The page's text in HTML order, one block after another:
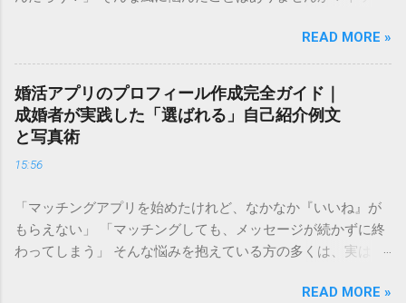
くるようで怖いと感じる方も多いかもしれません。しかし、
自分の現在の立ち位置を客観的に把握することは、決して自
分を否定することではありません。 むしろ、今の自分の「市
場価値」を正しく理解することは、最短ルートで幸せな結婚
を掴み取るための 強力な武器 になります。 この記事では、
婚活ランク表の仕組みや評価基準を詳しく解説し、自分のラ
ンクを知った上でどのように戦略を立てれば良いのか、具体
が決まる仕組み 婚活ランク表とは、年齢、年収、学歴、外
見、職業などのスペックを数値化し、婚活市場における「需
要」を可視化したものです。多くの結婚相談所やマッチング
READ MORE »
婚活アプリのプロフィール作成完全ガイド｜
成婚者が実践した「選ばれる」自己紹介例文
と写真術
15:56
「マッチングアプリを始めたけれど、なかなか『いいね』が
もらえない」 「マッチングしても、メッセージが続かずに終
わってしまう」 そんな悩みを抱えている方の多くは、実は プ
て、プロフィールはあなたの「第一印象」そのもの。どれだ
READ MORE »